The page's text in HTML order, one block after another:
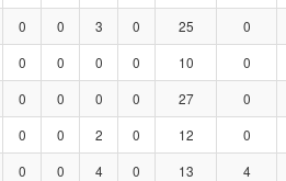
0 0 3 0 25 0
0 0 0 0 10 0
0 0 0 0 27 0
0 0 2 0 12 0
0 0 4 0 13 4